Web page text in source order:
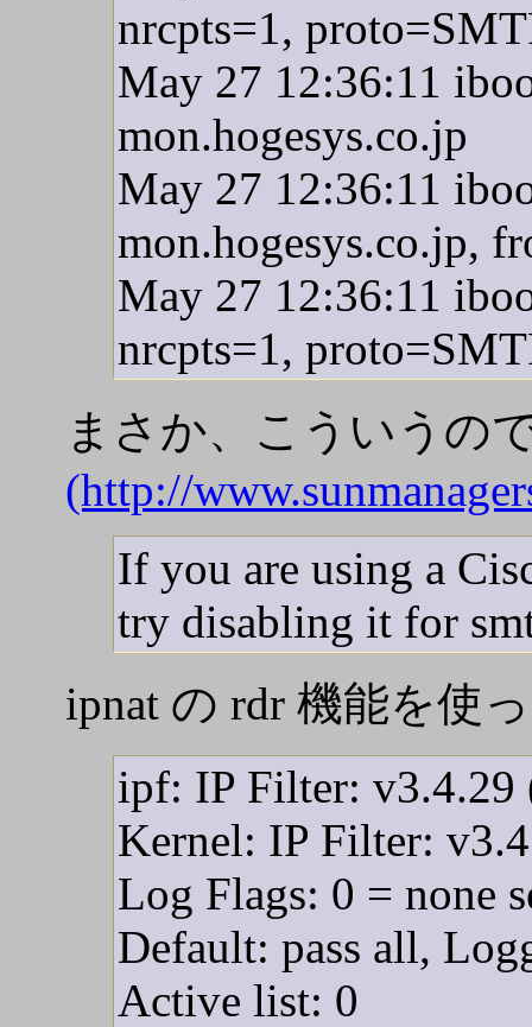
nrcpts=1,
May 27 12:36:11
mon.hogesys.co.jp
May 27 12:36:11
mon.hogesys.co.jp,
May 27 12:36:11
nrcpts=1,
まさか、こういうの
(http://
If you are using a
try disabling it for
ipnat の rdr 機能を使
ipf: IP Filter: v3.4.29
Kernel: IP Filter:
Log Flags: 0 = none
Default: pass all,
Active list: 0